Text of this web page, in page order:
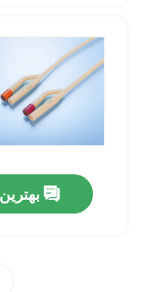
تماس با ما
درخواست نقل
پیستون سرنگ